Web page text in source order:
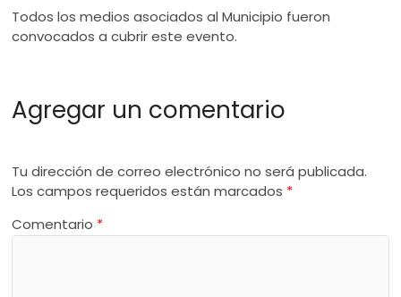
Todos los medios asociados al Municipio fueron
convocados a cubrir este evento.
Agregar un comentario
Tu dirección de correo electrónico no será publicada.
Los campos requeridos están marcados *
Comentario *